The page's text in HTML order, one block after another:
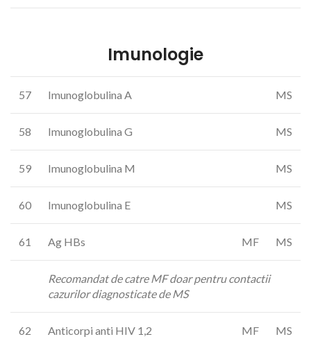
Imunologie
57 Imunoglobulina A MS
58 Imunoglobulina G MS
59 Imunoglobulina M MS
60 Imunoglobulina E MS
61 Ag HBs MF MS
Recomandat de catre MF doar pentru contactii
cazurilor diagnosticate de MS
62 Anticorpi anti HIV 1,2 MF MS